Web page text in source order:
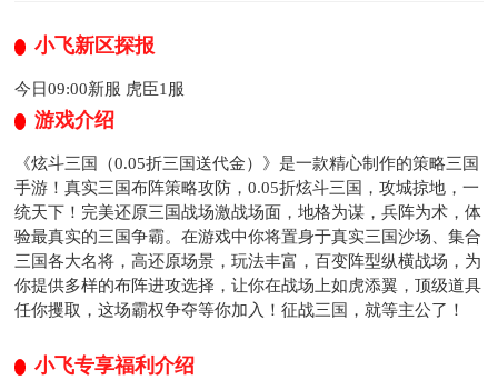
小飞新区探报
今日09:00新服 虎臣1服
游戏介绍
《炫斗三国（0.05折三国送代金）》是一款精心制作的策略三国
手游！真实三国布阵策略攻防，0.05折炫斗三国，攻城掠地，一
统天下！完美还原三国战场激战场面，地格为谋，兵阵为术，体
验最真实的三国争霸。在游戏中你将置身于真实三国沙场、集合
三国各大名将，高还原场景，玩法丰富，百变阵型纵横战场，为
你提供多样的布阵进攻选择，让你在战场上如虎添翼，顶级道具
任你攫取，这场霸权争夺等你加入！征战三国，就等主公了！
小飞专享福利介绍